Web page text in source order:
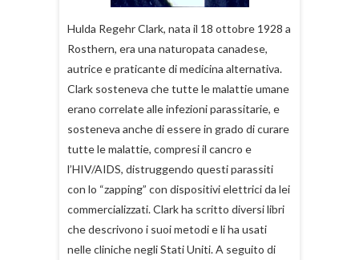
Hulda Regehr Clark, nata il 18 ottobre 1928 a
Rosthern, era una naturopata canadese,
autrice e praticante di medicina alternativa.
Clark sosteneva che tutte le malattie umane
erano correlate alle infezioni parassitarie, e
sosteneva anche di essere in grado di curare
tutte le malattie, compresi il cancro e
l’HIV/AIDS, distruggendo questi parassiti
con lo “zapping” con dispositivi elettrici da lei
commercializzati. Clark ha scritto diversi libri
che descrivono i suoi metodi e li ha usati
nelle cliniche negli Stati Uniti. A seguito di